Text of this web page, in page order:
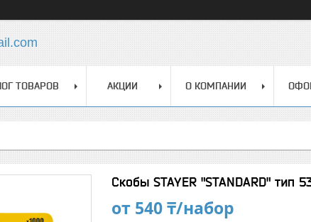
ТОВАРОВ АКЦИИ О КОМПАНИИ
Скобы STAYER "STANDARD" тип
от 540 ₸/набор